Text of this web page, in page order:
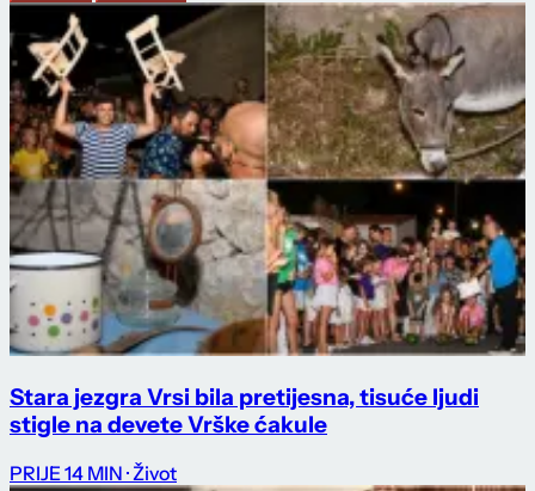
Stara jezgra Vrsi bila pretijesna, tisuće ljudi
stigle na devete Vrške ćakule
PRIJE 14 MIN · Život